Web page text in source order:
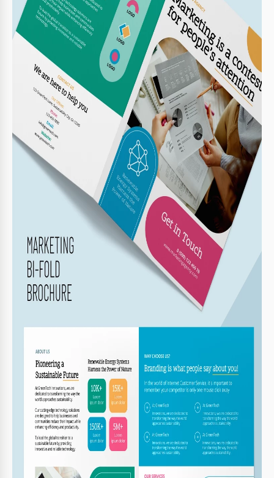
Zuletzt aktualisiert
August 1, 2026
Community
Zu Sammlungen hinzugefügt von 6 Nutzer
Nutzungsstatistiken
6 Downloads in diesem Monat
Hauptmerkmale dieser Vorlage
Kreativ Brochüren & Broschüren Vorlagen
Über diese Vorlage
Passen Sie diese editierbare Marketing-Broschürenvorlage
in wenigen Minuten an, um sie an die Bedürfnisse Ihres
Unternehmens anzupassen. Verwenden Sie ein praktisches
Tool, um Produkte, Dienstleistungen oder Marken zu
Viel Platz und Klappformat
Mit dieser
Geschäftsbroschürenvorlagekönnen Sie
potenzielle Kunden über alles informieren, was sie wissen
müssen, bevor sie sich an Ihr Unternehmen wenden. Das
Blanko kann digital verwendet werden (soziale Netzwerke,
Websites, Landingpages) oder nach dem Druck in A5-Größe.
Diese Klappbroschürenvorlage ist eine hervorragende Wahl
wichtigsten Details Ihres Angebots in vier Teile auf, und die
Leser werden schnell das benötigte Inhaltsstück finden.
Stilvolles Design und Struktur
Das Formular enthält die Titelseite mit Ihrem Logo und den
schnellen Kontaktdaten. Es gibt auch Abschnitte über unser
Team und Kontakte, über das Unternehmen, warum uns
wählen und unsere Dienstleistungen. Sie können die
Sie Google Slides und PowerPoint verwenden.